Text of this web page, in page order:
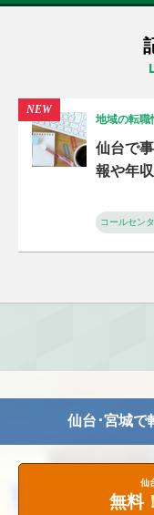
NEW
地域の転職
仙台で
報や年
コールセン
仙台･宮城で
仙
無料